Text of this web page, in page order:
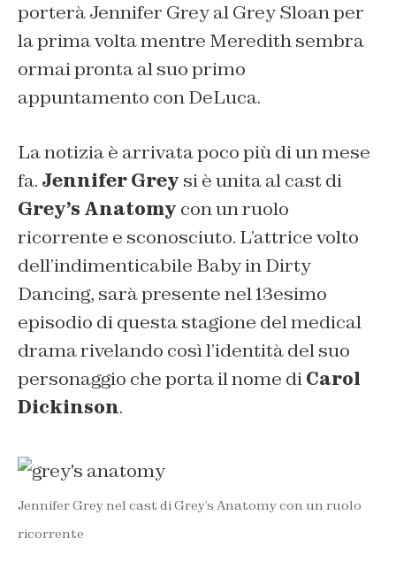
porterà Jennifer Grey al Grey Sloan per
la prima volta mentre Meredith sembra
ormai pronta al suo primo
appuntamento con DeLuca.
La notizia è arrivata poco più di un mese
fa. Jennifer Grey si è unita al cast di
Grey’s Anatomy con un ruolo
ricorrente e sconosciuto. L’attrice volto
dell’indimenticabile Baby in Dirty
Dancing, sarà presente nel 13esimo
episodio di questa stagione del medical
drama rivelando così l’identità del suo
personaggio che porta il nome diCarol
Dickinson.
Jennifer Grey nel cast di Grey’s Anatomy con un ruolo
ricorrente